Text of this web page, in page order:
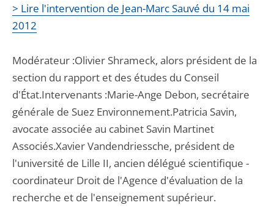
> Lire l'intervention de Jean-Marc Sauvé du 14 mai
2012
Modérateur :Olivier Shrameck, alors président de la
section du rapport et des études du Conseil
d'État.Intervenants :Marie-Ange Debon, secrétaire
générale de Suez Environnement.Patricia Savin,
avocate associée au cabinet Savin Martinet
Associés.Xavier Vandendriessche, président de
l'université de Lille II, ancien délégué scientifique -
coordinateur Droit de l'Agence d'évaluation de la
recherche et de l'enseignement supérieur.